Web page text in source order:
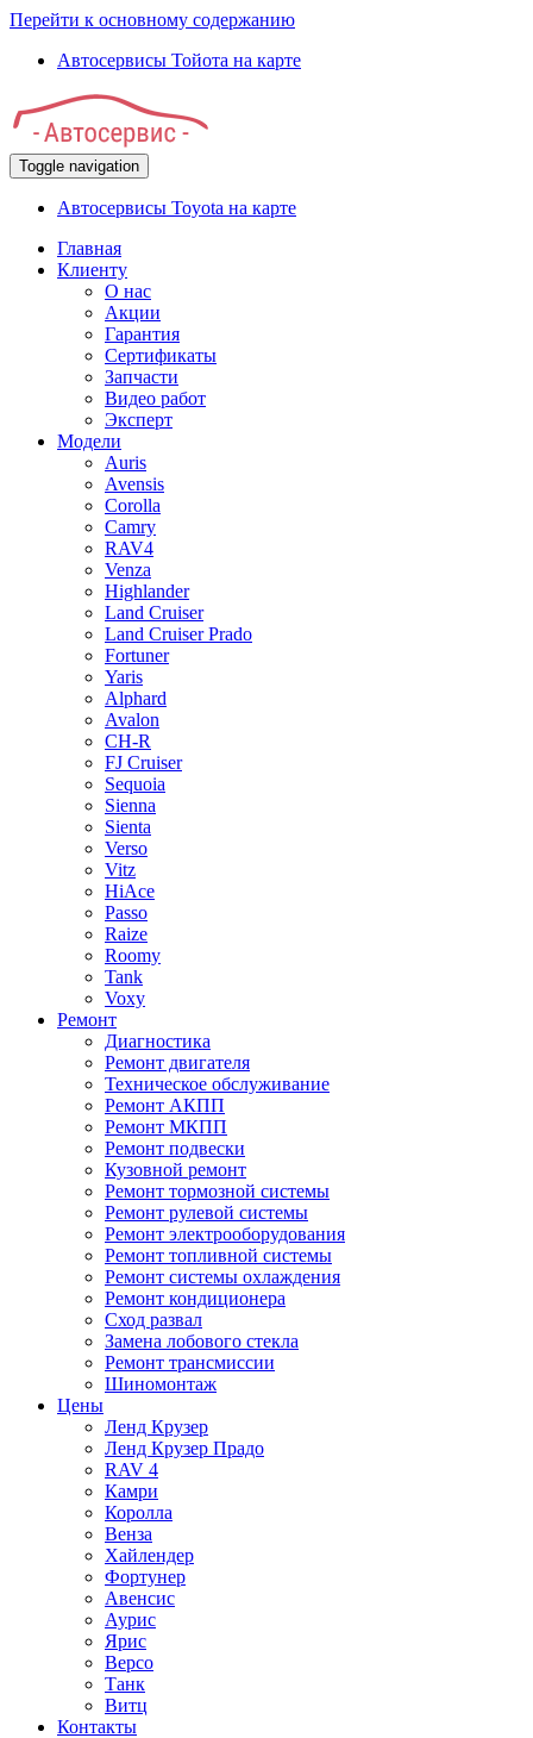
Перейти к основному содержанию
Автосервисы Тойота на карте
Toggle navigation
Автосервисы Toyota на карте
Главная
Клиенту
О нас
Акции
Гарантия
Сертификаты
Запчасти
Видео работ
Эксперт
Модели
Auris
Avensis
Corolla
Camry
RAV4
Venza
Highlander
Land Cruiser
Land Cruiser Prado
Fortuner
Yaris
Alphard
Avalon
CH-R
FJ Cruiser
Sequoia
Sienna
Sienta
Verso
Vitz
HiAce
Passo
Raize
Roomy
Tank
Voxy
Ремонт
Диагностика
Ремонт двигателя
Техническое обслуживание
Ремонт АКПП
Ремонт МКПП
Ремонт подвески
Кузовной ремонт
Ремонт тормозной системы
Ремонт рулевой системы
Ремонт электрооборудования
Ремонт топливной системы
Ремонт системы охлаждения
Ремонт кондиционера
Сход развал
Замена лобового стекла
Ремонт трансмиссии
Шиномонтаж
Цены
Ленд Крузер
Ленд Крузер Прадо
RAV 4
Камри
Королла
Венза
Хайлендер
Фортунер
Авенсис
Аурис
Ярис
Версо
Танк
Витц
Контакты